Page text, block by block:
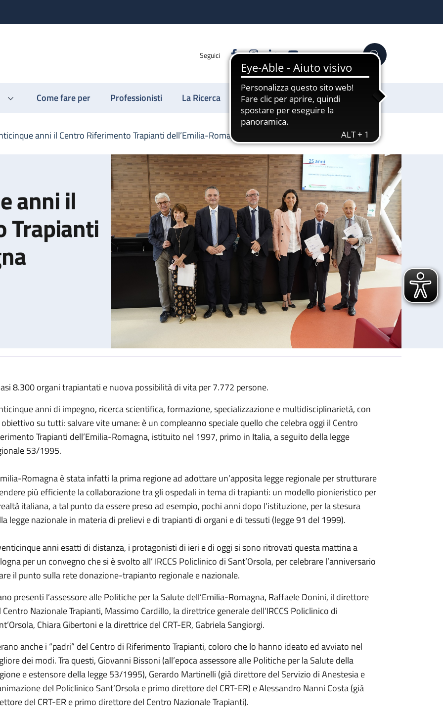
Seguici FacebookInstagram
LinkedinYouTube Cerca
Come fare per Professionisti La Ricerca Sostienici
anni il Centro Riferimento Trapianti dell’Emilia-Romagna
anni il
Trapianti
Centro Riferimento Trapianti dell’Emilia-Romagna
8.300 organi trapiantati e nuova possibilità di vita per 7.772 persone.
anni di impegno, ricerca scientifica, formazione, specializzazione e multidisciplinarietà, con
su tutti: salvare vite umane: è un compleanno speciale quello che celebra oggi il Centro
Trapianti dell’Emilia-Romagna, istituito nel 1997, primo in Italia, a seguito della legge
53/1995.
Romagna è stata infatti la prima regione ad adottare un’apposita legge regionale per strutturare
più efficiente la collaborazione tra gli ospedali in tema di trapianti: un modello pionieristico per
italiana, a tal punto da essere preso ad esempio, pochi anni dopo l’istituzione, per la stesura
legge nazionale in materia di prelievi e di trapianti di organi e di tessuti (legge 91 del 1999).
anni esatti di distanza, i protagonisti di ieri e di oggi si sono ritrovati questa mattina a
per un convegno che si è svolto all’ IRCCS Policlinico di Sant’Orsola, per celebrare l’anniversario
il punto sulla rete donazione-trapianto regionale e nazionale.
presenti l’assessore alle Politiche per la Salute dell’Emilia-Romagna, Raffaele Donini, il direttore
Centro Nazionale Trapianti, Massimo Cardillo, la direttrice generale dell’IRCCS Policlinico di
Chiara Gibertoni e la direttrice del CRT-ER, Gabriela Sangiorgi.
anche i “padri” del Centro di Riferimento Trapianti, coloro che lo hanno ideato ed avviato nel
dei modi. Tra questi, Giovanni Bissoni (all’epoca assessore alle Politiche per la Salute della
e estensore della legge 53/1995), Gerardo Martinelli (già direttore del Servizio di Anestesia e
del Policlinico Sant’Orsola e primo direttore del CRT-ER) e Alessandro Nanni Costa (già
del CRT-ER e primo direttore del Centro Nazionale Trapianti).